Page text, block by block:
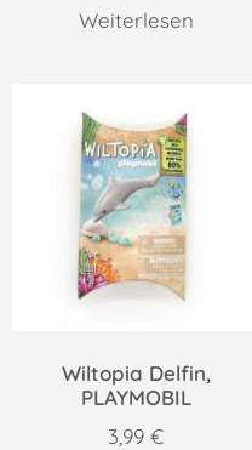
Weiterlesen
Wiltopia Delfin,
PLAYMOBIL
3,99 €